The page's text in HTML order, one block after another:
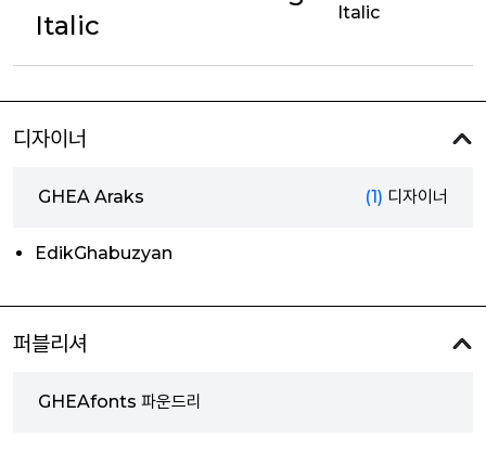
Italic
Italic
디자이너
GHEA Araks (1) 디자이너
EdikGhabuzyan
퍼블리셔
GHEAfonts 파운드리